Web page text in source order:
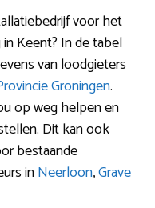
voor het
Keent? In de tabel
van loodgieters
Groningen.
op weg helpen en
Dit kan ook
bestaande
inNeerloon,Grave